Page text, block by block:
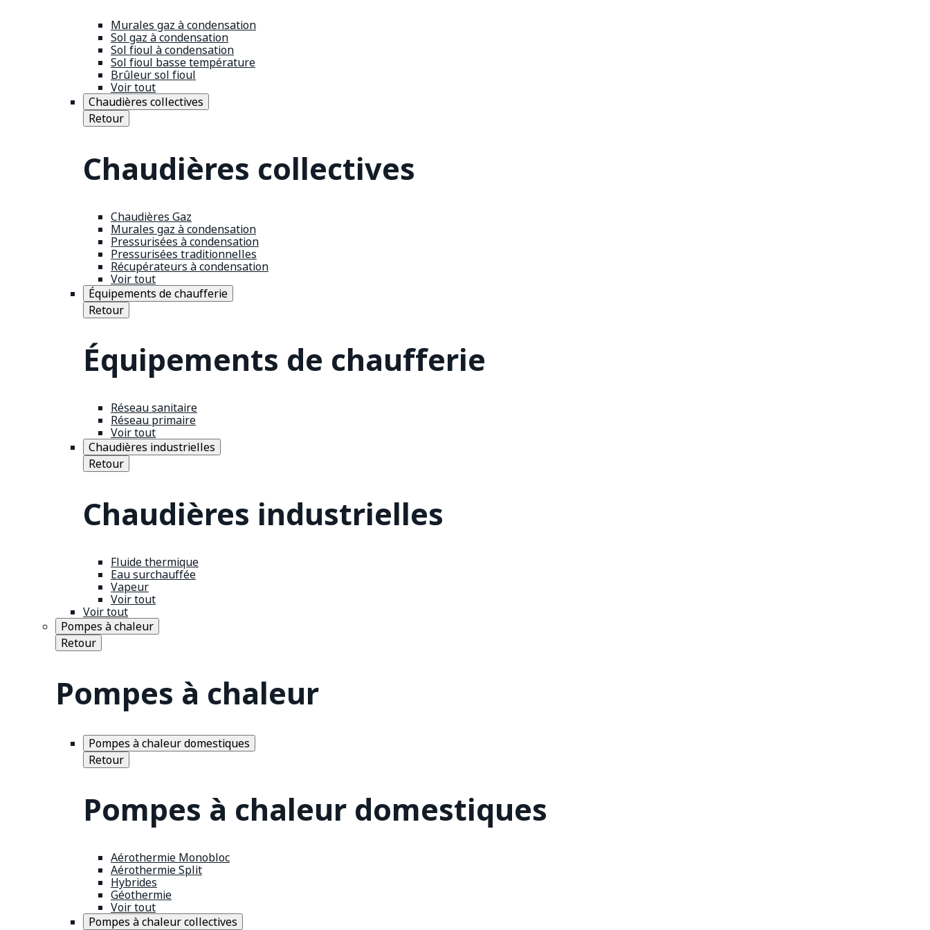
Murales gaz à condensation
Sol gaz à condensation
Sol fioul à condensation
Sol fioul basse température
Brûleur sol fioul
Voir tout
Chaudières collectives
Retour
Chaudières collectives
Chaudières Gaz
Murales gaz à condensation
Pressurisées à condensation
Pressurisées traditionnelles
Récupérateurs à condensation
Voir tout
Équipements de chaufferie
Retour
Équipements de chaufferie
Réseau sanitaire
Réseau primaire
Voir tout
Chaudières industrielles
Retour
Chaudières industrielles
Fluide thermique
Eau surchauffée
Vapeur
Voir tout
Voir tout
Pompes à chaleur
Retour
Pompes à chaleur
Pompes à chaleur domestiques
Retour
Pompes à chaleur domestiques
Aérothermie Monobloc
Aérothermie Split
Hybrides
Géothermie
Voir tout
Pompes à chaleur collectives